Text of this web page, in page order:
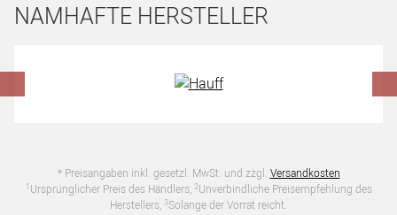
NAMHAFTE HERSTELLER
* Preisangaben inkl. gesetzl. MwSt. und zzgl. Versandkosten
1 Ursprünglicher Preis des Händlers, 2Unverbindliche Preisempfehlung des
Herstellers, 3Solange der Vorrat reicht.